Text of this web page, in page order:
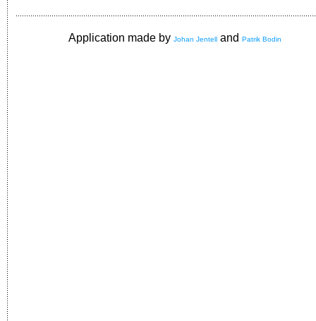
Application made by Johan Jentell and Patrik Bodin